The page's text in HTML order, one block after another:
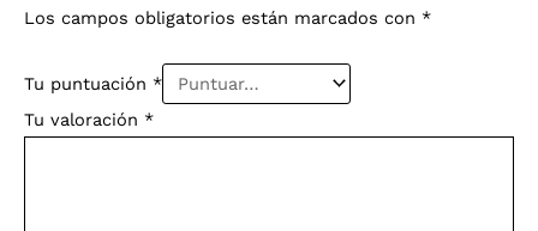
Los campos obligatorios están marcados con *
Tu puntuación *
Tu valoración *